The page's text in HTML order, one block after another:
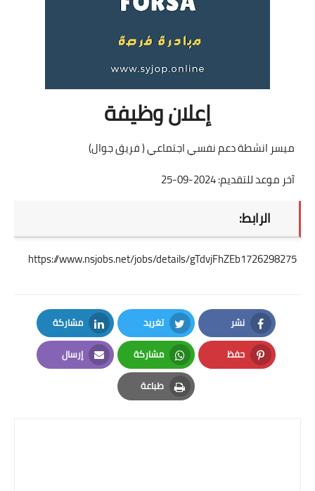
إعلان وظيفة
ميسر انشطة دعم نفسي اجتماعي ( فريق جوال)
آخر موعد للتقديم: 2024-09-25
الرابط:
https://www.nsjobs.net/jobs/details/gTdvjFhZEb1726298275
نشر
Facebook
تغريد
Twitter
مشاركة
LinkedIn
حفظ
Pinterest
مشاركة
Whatsapp
إرسال
Email
طباعة
Print